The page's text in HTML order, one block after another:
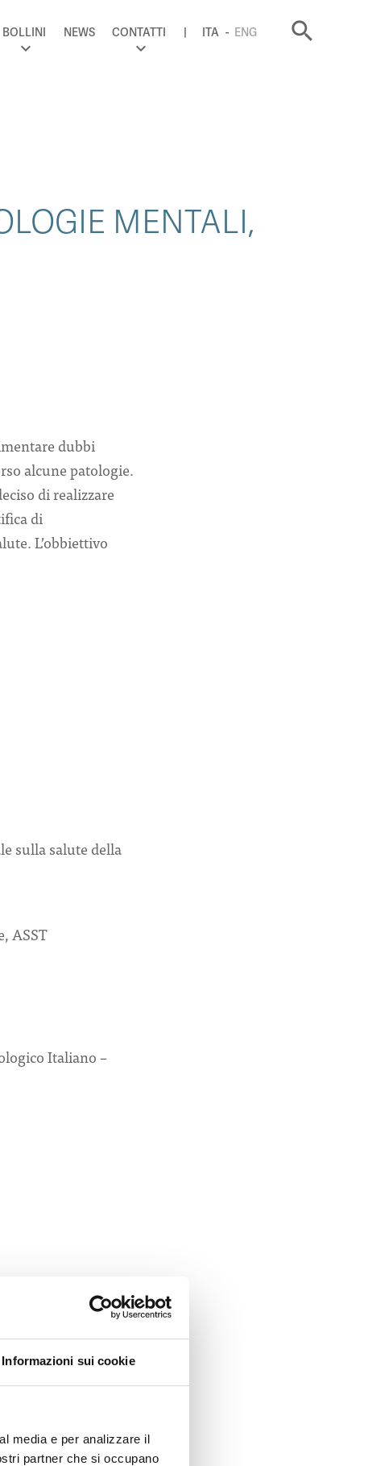
Informazioni sui cookie
media e per analizzare il
partner che si occupano
BOLLINI NEWS CONTATTI ITA ENG search
MENTALI,
dubbi
alcune patologie.
di realizzare
di
L’obbiettivo
sulla salute della
ASST
Italiano –
Generici.